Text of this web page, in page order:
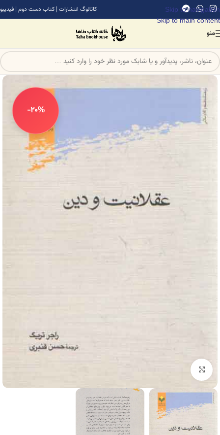
Skip to navigation
Skip to main content
کاتالوگ انتشارات | کتاب دست دوم | فیدیبو
منو
-20%
برای بزرگنمایی کلیک کنید